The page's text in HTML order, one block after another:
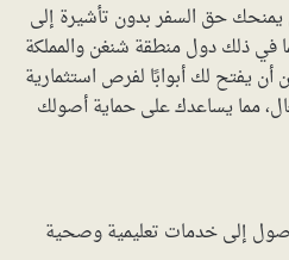
حق السفر بدون تأشيرة إلى
في ذلك دول منطقة شنغن والمملكة
أن يفتح لك أبوابًا لفرص استثمارية
مما يساعدك على حماية أصولك
إلى خدمات تعليمية وصحية